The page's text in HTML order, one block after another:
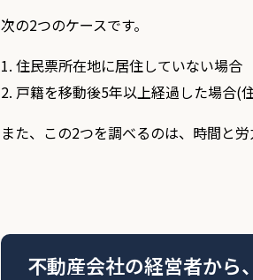
次の2つのケースです。
1. 住民票所在地に居住していない場合
2. 戸籍を移動後5年以上経過した場合(
また、この2つを調べるのは、時間と労
不動産会社の経営者から